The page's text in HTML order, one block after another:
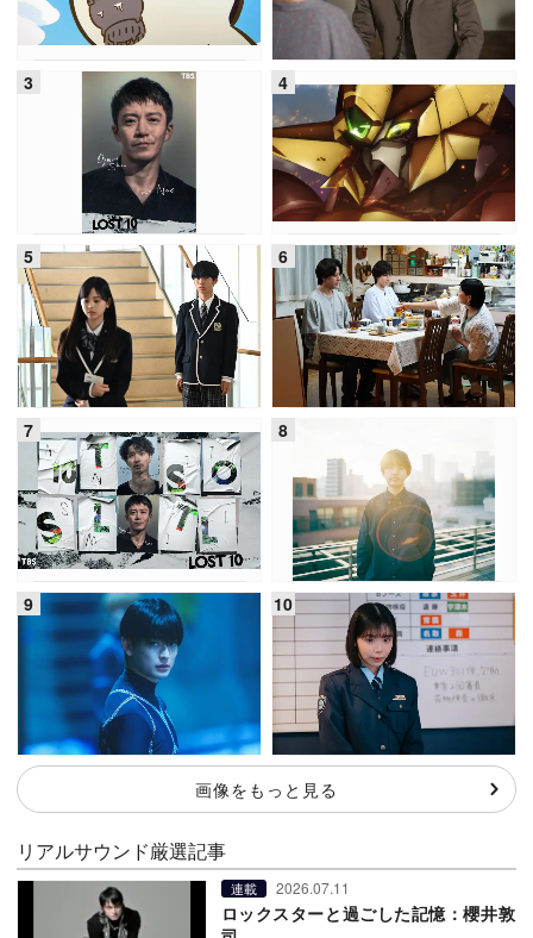
画像をもっと見る
リアルサウンド厳選記事
連載 2026.07.11
ロックスターと過ごした記憶：櫻井敦